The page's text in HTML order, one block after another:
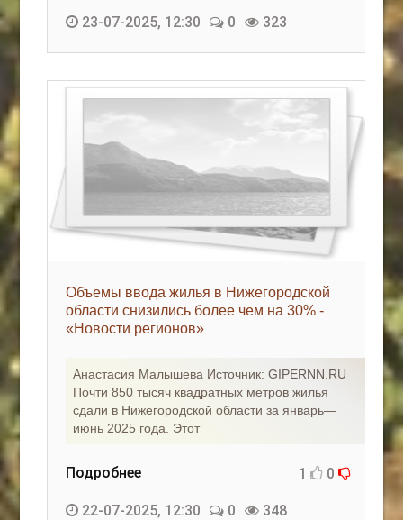
23-07-2025, 12:30 0 323
Объемы ввода жилья в Нижегородской
области снизились более чем на 30% -
«Новости регионов»
Анастасия Малышева Источник: GIPERNN.RU
Почти 850 тысяч квадратных метров жилья
сдали в Нижегородской области за январь—
июнь 2025 года. Этот
Подробнее 1 0
22-07-2025, 12:30 0 348